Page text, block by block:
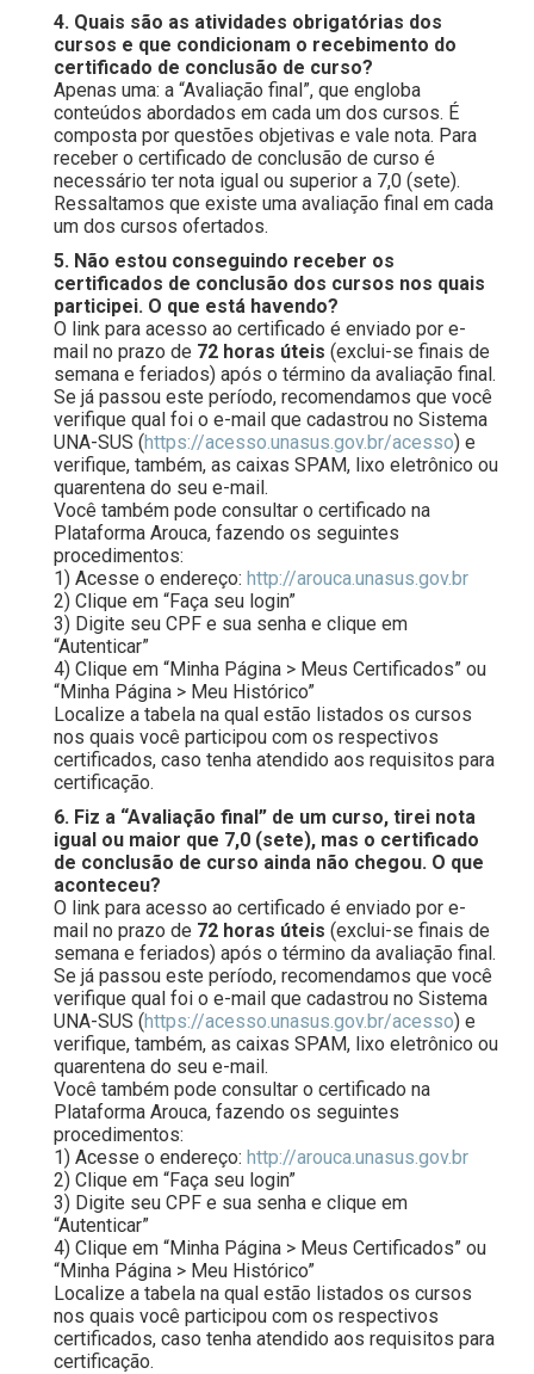
4. Quais são as atividades obrigatórias dos
cursos e que condicionam o recebimento do
certificado de conclusão de curso?
Apenas uma: a “Avaliação final”, que engloba
conteúdos abordados em cada um dos cursos. É
composta por questões objetivas e vale nota. Para
receber o certificado de conclusão de curso é
necessário ter nota igual ou superior a 7,0 (sete).
Ressaltamos que existe uma avaliação final em cada
um dos cursos ofertados.
5. Não estou conseguindo receber os
certificados de conclusão dos cursos nos quais
participei. O que está havendo?
O link para acesso ao certificado é enviado por e-
mail no prazo de 72 horas úteis (exclui-se finais de
semana e feriados) após o término da avaliação final.
Se já passou este período, recomendamos que você
verifique qual foi o e-mail que cadastrou no Sistema
UNA-SUS (https://acesso.unasus.gov.br/acesso) e
verifique, também, as caixas SPAM, lixo eletrônico ou
quarentena do seu e-mail.
Você também pode consultar o certificado na
Plataforma Arouca, fazendo os seguintes
procedimentos:
1) Acesse o endereço: http://arouca.unasus.gov.br
2) Clique em “Faça seu login”
3) Digite seu CPF e sua senha e clique em
“Autenticar”
4) Clique em “Minha Página > Meus Certificados” ou
“Minha Página > Meu Histórico”
Localize a tabela na qual estão listados os cursos
nos quais você participou com os respectivos
certificados, caso tenha atendido aos requisitos para
certificação.
6. Fiz a “Avaliação final” de um curso, tirei nota
igual ou maior que 7,0 (sete), mas o certificado
de conclusão de curso ainda não chegou. O que
aconteceu?
O link para acesso ao certificado é enviado por e-
mail no prazo de 72 horas úteis (exclui-se finais de
semana e feriados) após o término da avaliação final.
Se já passou este período, recomendamos que você
verifique qual foi o e-mail que cadastrou no Sistema
UNA-SUS (https://acesso.unasus.gov.br/acesso) e
verifique, também, as caixas SPAM, lixo eletrônico ou
quarentena do seu e-mail.
Você também pode consultar o certificado na
Plataforma Arouca, fazendo os seguintes
procedimentos:
1) Acesse o endereço: http://arouca.unasus.gov.br
2) Clique em “Faça seu login”
3) Digite seu CPF e sua senha e clique em
“Autenticar”
4) Clique em “Minha Página > Meus Certificados” ou
“Minha Página > Meu Histórico”
Localize a tabela na qual estão listados os cursos
nos quais você participou com os respectivos
certificados, caso tenha atendido aos requisitos para
certificação.